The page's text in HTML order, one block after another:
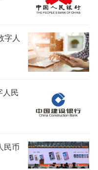
字人
人民
民币